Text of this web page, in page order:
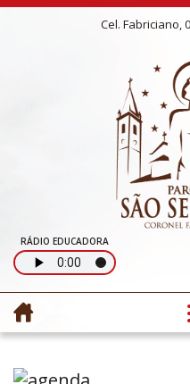
Cel. Fabriciano,
RÁDIO EDUCADORA